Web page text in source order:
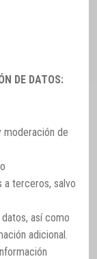
DE DATOS:
moderación de
a terceros, salvo
así como
adicional.